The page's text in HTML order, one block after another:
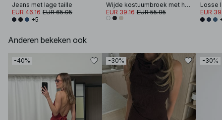
Jeans met lage taille
EUR 46.16 EUR 65.95
+5
Wijde kostuumbroek met hoge taille
EUR 39.16 EUR 55.95
EUR
Anderen bekeken ook
-40% -30% -30%